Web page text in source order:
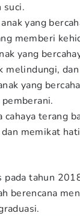
suci.
yang
memberi
yang
melindungi,
yang
cahaya terang
memikat
tahun
berencana